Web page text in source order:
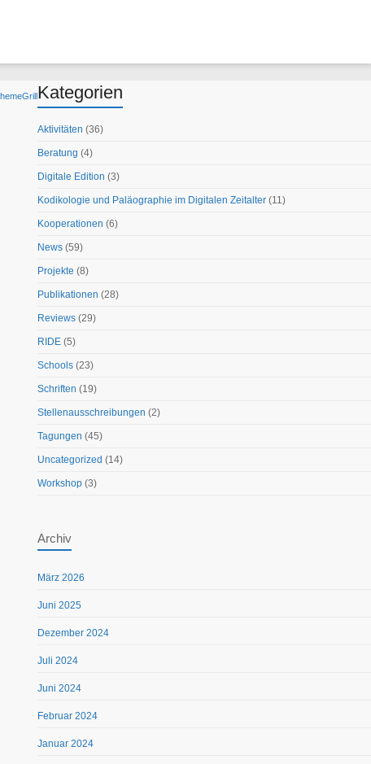
Kategorien
Aktivitäten (36)
Beratung (4)
Digitale Edition (3)
Kodikologie und Paläographie im Digitalen Zeitalter (11)
Kooperationen (6)
News (59)
Projekte (8)
Publikationen (28)
Reviews (29)
RIDE (5)
Schools (23)
Schriften (19)
Stellenausschreibungen (2)
Tagungen (45)
Uncategorized (14)
Workshop (3)
Archiv
März 2026
Juni 2025
Dezember 2024
Juli 2024
Juni 2024
Februar 2024
Januar 2024